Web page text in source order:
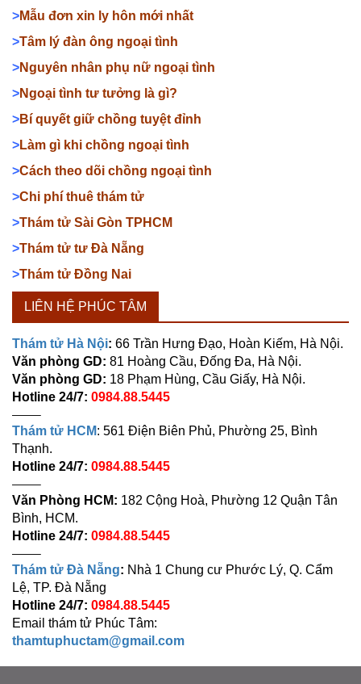
>Mẫu đơn xin ly hôn mới nhất
>Tâm lý đàn ông ngoại tình
>Nguyên nhân phụ nữ ngoại tình
>Ngoại tình tư tưởng là gì?
>Bí quyết giữ chồng tuyệt đỉnh
>Làm gì khi chồng ngoại tình
>Cách theo dõi chồng ngoại tình
>Chi phí thuê thám tử
>Thám tử Sài Gòn TPHCM
>Thám tử tư Đà Nẵng
>Thám tử Đồng Nai
LIÊN HỆ PHÚC TÂM
Thám tử Hà Nội: 66 Trần Hưng Đạo, Hoàn Kiếm, Hà Nội.
Văn phòng GD: 81 Hoàng Cầu, Đống Đa, Hà Nội.
Văn phòng GD: 18 Phạm Hùng, Cầu Giấy, Hà Nội.
Hotline 24/7: 0984.88.5445
——–
Thám tử HCM: 561 Điện Biên Phủ, Phường 25, Bình
Thạnh.
Hotline 24/7: 0984.88.5445
——–
Văn Phòng HCM: 182 Cộng Hoà, Phường 12 Quận Tân
Bình, HCM.
Hotline 24/7: 0984.88.5445
——–
Thám tử Đà Nẵng: Nhà 1 Chung cư Phước Lý, Q. Cẩm
Lệ, TP. Đà Nẵng
Hotline 24/7: 0984.88.5445
Email thám tử Phúc Tâm:
thamtuphuctam@gmail.com